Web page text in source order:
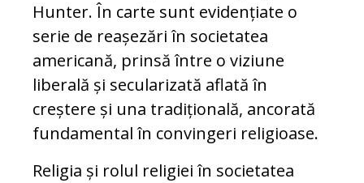
Hunter. În carte sunt evidențiate o
serie de reașezări în societatea
americană, prinsă între o viziune
liberală și secularizată aflată în
creștere și una tradițională, ancorată
fundamental în convingeri religioase.
Religia și rolul religiei în societatea